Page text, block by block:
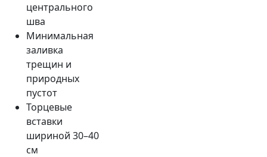
центрального
шва
Минимальная
заливка
трещин и
природных
пустот
Торцевые
вставки
шириной 30–40
см